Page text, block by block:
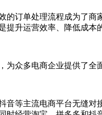
订单处理流程成为了商
提升运营效率、降低成
多电商企业提供了全
等主流电商平台无缝对